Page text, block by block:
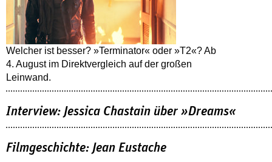
Welcher ist besser? »Terminator« oder »T2«? Ab
4. August im Direktvergleich auf der großen
Leinwand.
Interview: Jessica Chastain über »Dreams«
Filmgeschichte: Jean Eustache